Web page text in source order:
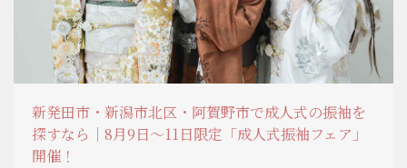
新発田市・新潟市北区・阿賀野市で成人式の振袖を
探すなら｜8月9日～11日限定「成人式振袖フェア」
開催！